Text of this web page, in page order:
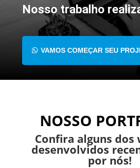
Nosso trabalho
VAMOS COMEÇAR SEU
NOSSO
Confira alguns dos
desenvolvidos
por nós!